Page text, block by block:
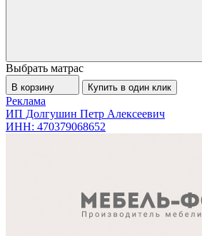
Выбрать матрас
В корзину Купить в один клик
Реклама
ИП Долгушин Петр Алексеевич
ИНН: 470379068652